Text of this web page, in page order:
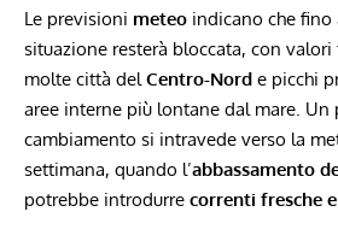
Le previsioni meteo indicano che fino
situazione resterà bloccata, con valori
molte città delCentro-Nord e picchi
aree interne più lontane dal mare. Un
cambiamento si intravede verso la
settimana, quando l’abbassamento
potrebbe introdurre correnti fresche